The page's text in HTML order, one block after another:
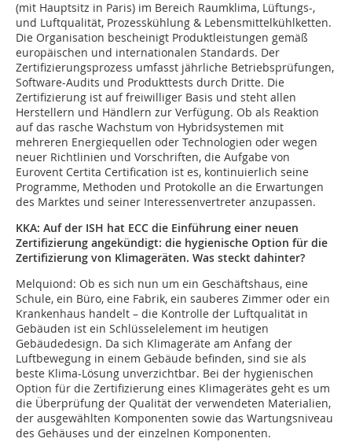
(mit Hauptsitz in Paris) im Bereich Raumklima, Lüftungs-,
und Luftqualität, Prozesskühlung & Lebensmittelkühlketten.
Die Organisation bescheinigt Produktleistungen gemäß
europäischen und internationalen Standards. Der
Zertifizierungsprozess umfasst jährliche Betriebsprüfungen,
Software-Audits und Produkttests durch Dritte. Die
Zertifizierung ist auf freiwilliger Basis und steht allen
Herstellern und Händlern zur Verfügung. Ob als Reaktion
auf das rasche Wachstum von Hybridsystemen mit
mehreren Energiequellen oder Technologien oder wegen
neuer Richtlinien und Vorschriften, die Aufgabe von
Eurovent Certita Certification ist es, kontinuierlich seine
Programme, Methoden und Protokolle an die Erwartungen
des Marktes und seiner Interessenvertreter anzupassen.
KKA: Auf der ISH hat ECC die Einführung einer neuen
Zertifizierung angekündigt: die hygienische Option für die
Zertifizierung von Klimageräten. Was steckt dahinter?
Melquiond: Ob es sich nun um ein Geschäftshaus, eine
Schule, ein Büro, eine Fabrik, ein sauberes Zimmer oder ein
Krankenhaus handelt – die Kontrolle der Luftqualität in
Gebäuden ist ein Schlüsselelement im heutigen
Gebäudedesign. Da sich Klimageräte am Anfang der
Luftbewegung in einem Gebäude befinden, sind sie als
beste Klima-Lösung unverzichtbar. Bei der hygienischen
Option für die Zertifizierung eines Klimagerätes geht es um
die Überprüfung der Qualität der verwendeten Materialien,
der ausgewählten Komponenten sowie das Wartungsniveau
des Gehäuses und der einzelnen Komponenten.